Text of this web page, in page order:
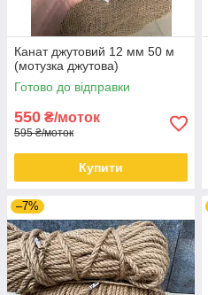
Канат джутовий 12 мм 50 м
(мотузка джутова)
Готово до відправки
550 ₴/моток
595 ₴/моток
Купити
–7%